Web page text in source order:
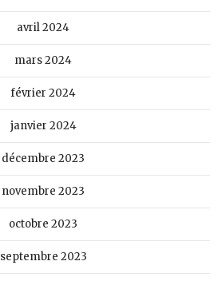
avril 2024
mars 2024
février 2024
janvier 2024
décembre 2023
novembre 2023
octobre 2023
septembre 2023